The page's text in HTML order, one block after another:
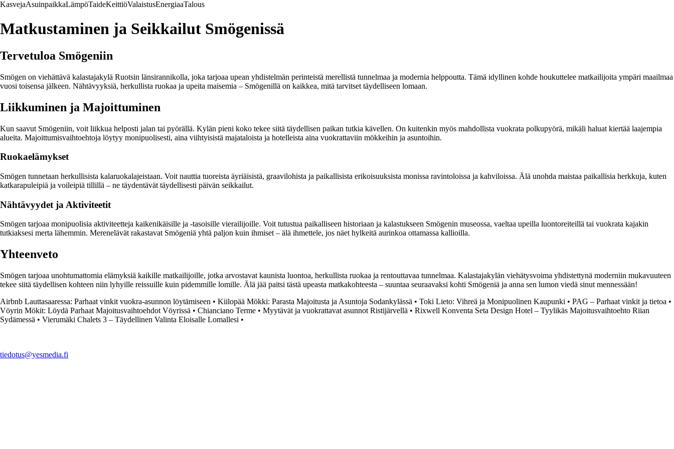
KasvejaAsuinpaikkaLämpöTaideKeittiöValaistusEnergiaaTalous
Matkustaminen ja Seikkailut Smögenissä
Tervetuloa Smögeniin
Smögen on viehättävä kalastajakylä Ruotsin länsirannikolla, joka tarjoaa upean yhdistelmän perinteistä merellistä tunnelmaa ja modernia helppoutta. Tämä idyllinen kohde houkuttelee matkailijoita ympäri maailmaa
vuosi toisensa jälkeen. Nähtävyyksiä, herkullista ruokaa ja upeita maisemia – Smögenillä on kaikkea, mitä tarvitset täydelliseen lomaan.
Liikkuminen ja Majoittuminen
Kun saavut Smögeniin, voit liikkua helposti jalan tai pyörällä. Kylän pieni koko tekee siitä täydellisen paikan tutkia kävellen. On kuitenkin myös mahdollista vuokrata polkupyörä, mikäli haluat kiertää laajempia
alueita. Majoittumisvaihtoehtoja löytyy monipuolisesti, aina viihtyisistä majataloista ja hotelleista aina vuokrattaviin mökkeihin ja asuntoihin.
Ruokaelämykset
Smögen tunnetaan herkullisista kalaruokalajeistaan. Voit nauttia tuoreista äyriäisistä, graavilohista ja paikallisista erikoisuuksista monissa ravintoloissa ja kahviloissa. Älä unohda maistaa paikallisia herkkuja, kuten
katkarapuleipiä ja voileipiä tillillä – ne täydentävät täydellisesti päivän seikkailut.
Nähtävyydet ja Aktiviteetit
Smögen tarjoaa monipuolisia aktiviteetteja kaikenikäisille ja -tasoisille vierailijoille. Voit tutustua paikalliseen historiaan ja kalastukseen Smögenin museossa, vaeltaa upeilla luontoreiteillä tai vuokrata kajakin
tutkiaksesi merta lähemmin. Merenelävät rakastavat Smögeniä yhtä paljon kuin ihmiset – älä ihmettele, jos näet hylkeitä aurinkoa ottamassa kallioilla.
Yhteenveto
Smögen tarjoaa unohtumattomia elämyksiä kaikille matkailijoille, jotka arvostavat kaunista luontoa, herkullista ruokaa ja rentouttavaa tunnelmaa. Kalastajakylän viehätysvoima yhdistettynä moderniin mukavuuteen
tekee siitä täydellisen kohteen niin lyhyille reissuille kuin pidemmille lomille. Älä jää paitsi tästä upeasta matkakohteesta – suuntaa seuraavaksi kohti Smögeniä ja anna sen lumon viedä sinut mennessään!
Airbnb Lauttasaaressa: Parhaat vinkit vuokra-asunnon löytämiseen • Kiilopää Mökki: Parasta Majoitusta ja Asuntoja Sodankylässä • Toki Lieto: Vihreä ja Monipuolinen Kaupunki • PAG – Parhaat vinkit ja tietoa •
Vöyrin Mökit: Löydä Parhaat Majoitusvaihtoehdot Vöyrissä • Chianciano Terme • Myytävät ja vuokrattavat asunnot Ristijärvellä • Rixwell Konventa Seta Design Hotel – Tyylikäs Majoitusvaihtoehto Riian
Sydämessä • Vierumäki Chalets 3 – Täydellinen Valinta Eloisalle Lomallesi •
tiedotus@yesmedia.fi